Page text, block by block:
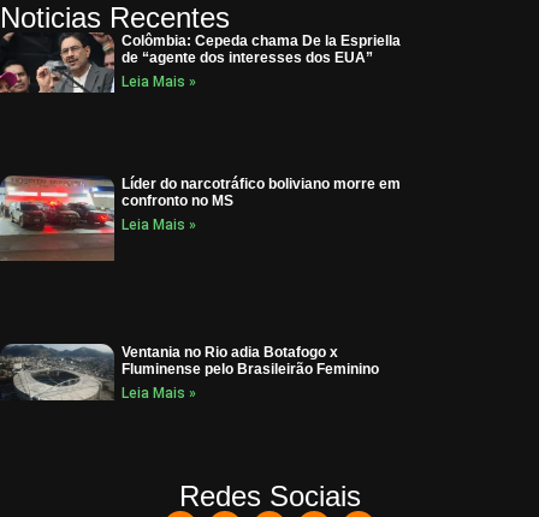
Noticias Recentes
Colômbia: Cepeda chama De la Espriella
de “agente dos interesses dos EUA”
Leia Mais »
Líder do narcotráfico boliviano morre em
confronto no MS
Leia Mais »
Ventania no Rio adia Botafogo x
Fluminense pelo Brasileirão Feminino
Leia Mais »
Redes Sociais